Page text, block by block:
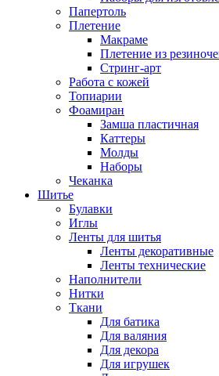
Папертоль
Плетение
Макраме
Плетение из
Стринг-арт
Работа с кожей
Топиарии
Фоамиран
Замша пластичная
Каттеры
Молды
Наборы
Чеканка
Шитье
Булавки
Иглы
Ленты для шитья
Ленты декоративные
Ленты технические
Наполнители
Нитки
Ткани
Для батика
Для валяния
Для декора
Для игрушек